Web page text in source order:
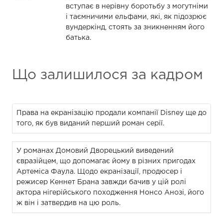
вступає в нерівну боротьбу з могутніми
і таємничими ельфами, які, як підозрює
вундеркінд, стоять за зникненням його
батька.
Що залишилося за кадром
Права на екранізацію продали компанії Disney ще до
того, як був виданий перший роман серії.
У романах Домовий Дворецький виведений
євразійцем, що допомагає йому в різних пригодах
Артеміса Фаула. Щодо екранізації, продюсер і
режисер Кеннет Брана завжди бачив у цій ролі
актора нігерійського походження Нонсо Анозі, його
ж він і затвердив на цю роль.